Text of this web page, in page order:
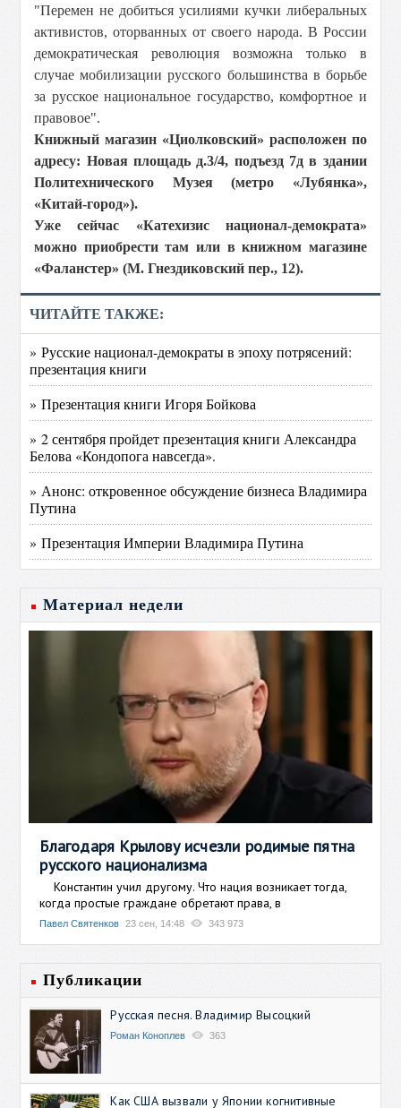
"Перемен не добиться усилиями кучки либеральных
активистов, оторванных от своего народа. В России
демократическая революция возможна только в
случае мобилизации русского большинства в борьбе
за русское национальное государство, комфортное и
правовое".
Книжный магазин «Циолковский» расположен по
адресу: Новая площадь д.3/4, подъезд 7д в здании
Политехнического Музея (метро «Лубянка»,
«Китай-город»).
Уже сейчас «Катехизис национал-демократа»
можно приобрести там или в книжном магазине
«Фаланстер» (М. Гнездиковский пер., 12).
ЧИТАЙТЕ ТАКЖЕ:
» Русские национал-демократы в эпоху потрясений:
презентация книги
» Презентация книги Игоря Бойкова
» 2 сентября пройдет презентация книги Александра
Белова «Кондопога навсегда».
» Анонс: откровенное обсуждение бизнеса Владимира
Путина
» Презентация Империи Владимира Путина
Материал недели
Благодаря Крылову исчезли родимые пятна
русского национализма
Константин учил другому. Что нация возникает тогда,
когда простые граждане обретают права, в
Павел Святенков 23 сен, 14:48 343 973
Публикации
Русская песня. Владимир Высоцкий
Роман Коноплев 363
Как США вызвали у Японии когнитивные